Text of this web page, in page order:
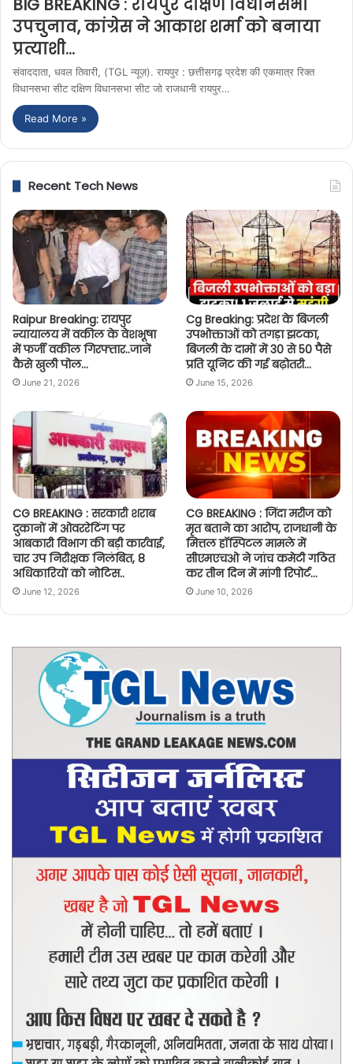
BIG BREAKING : रायपुर दक्षिण विधानसभा
उपचुनाव, कांग्रेस ने आकाश शर्मा को बनाया
प्रत्याशी…
संवाददाता, धवल तिवारी, (TGL न्यूज़). रायपुर : छत्तीसगढ़ प्रदेश की एकमात्र रिक्त
विधानसभा सीट दक्षिण विधानसभा सीट जो राजधानी रायपुर…
Read More »
Recent Tech News
Raipur Breaking: रायपुर
न्यायालय में वकील के वेशभूषा
में फर्जी वकील गिरफ्तार..जानें
कैसे खुली पोल…
June 21, 2026
Cg Breaking: प्रदेश के बिजली
उपभोक्ताओं को तगड़ा झटका,
बिजली के दामों में 30 से 50 पैसे
प्रति यूनिट की गई बढ़ोतरी…
June 15, 2026
CG BREAKING : सरकारी शराब
दुकानों में ओवररेटिंग पर
आबकारी विभाग की बड़ी कार्रवाई,
चार उप निरीक्षक निलंबित, 8
अधिकारियों को नोटिस..
June 12, 2026
CG BREAKING : जिंदा मरीज को
मृत बताने का आरोप, राजधानी के
मित्तल हॉस्पिटल मामले में
सीएमएचओ ने जांच कमेटी गठित
कर तीन दिन में मांगी रिपोर्ट…
June 10, 2026